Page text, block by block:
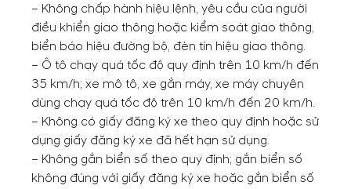
– Không chấp hành hiệu lệnh, yêu cầu của người
điều khiển giao thông hoặc kiểm soát giao thông,
biển báo hiệu đường bộ, đèn tín hiệu giao thông.
– Ô tô chạy quá tốc độ quy định trên 10 km/h đến
35 km/h; xe mô tô, xe gắn máy, xe máy chuyên
dùng chạy quá tốc độ trên 10 km/h đến 20 km/h.
– Không có giấy đăng ký xe theo quy định hoặc sử
dụng giấy đăng ký xe đã hết hạn sử dụng.
– Không gắn biển số theo quy định; gắn biển số
không đúng với giấy đăng ký xe hoặc gắn biển số